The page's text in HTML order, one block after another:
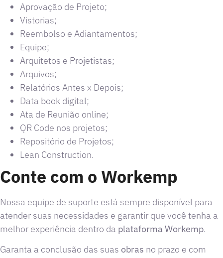
Aprovação de Projeto;
Vistorias;
Reembolso e Adiantamentos;
Equipe;
Arquitetos e Projetistas;
Arquivos;
Relatórios Antes x Depois;
Data book digital;
Ata de Reunião online;
QR Code nos projetos;
Repositório de Projetos;
Lean Construction.
Conte com o Workemp
Nossa equipe de suporte está sempre disponível para
atender suas necessidades e garantir que você tenha a
melhor experiência dentro da plataforma Workemp.
Garanta a conclusão das suas obras no prazo e com